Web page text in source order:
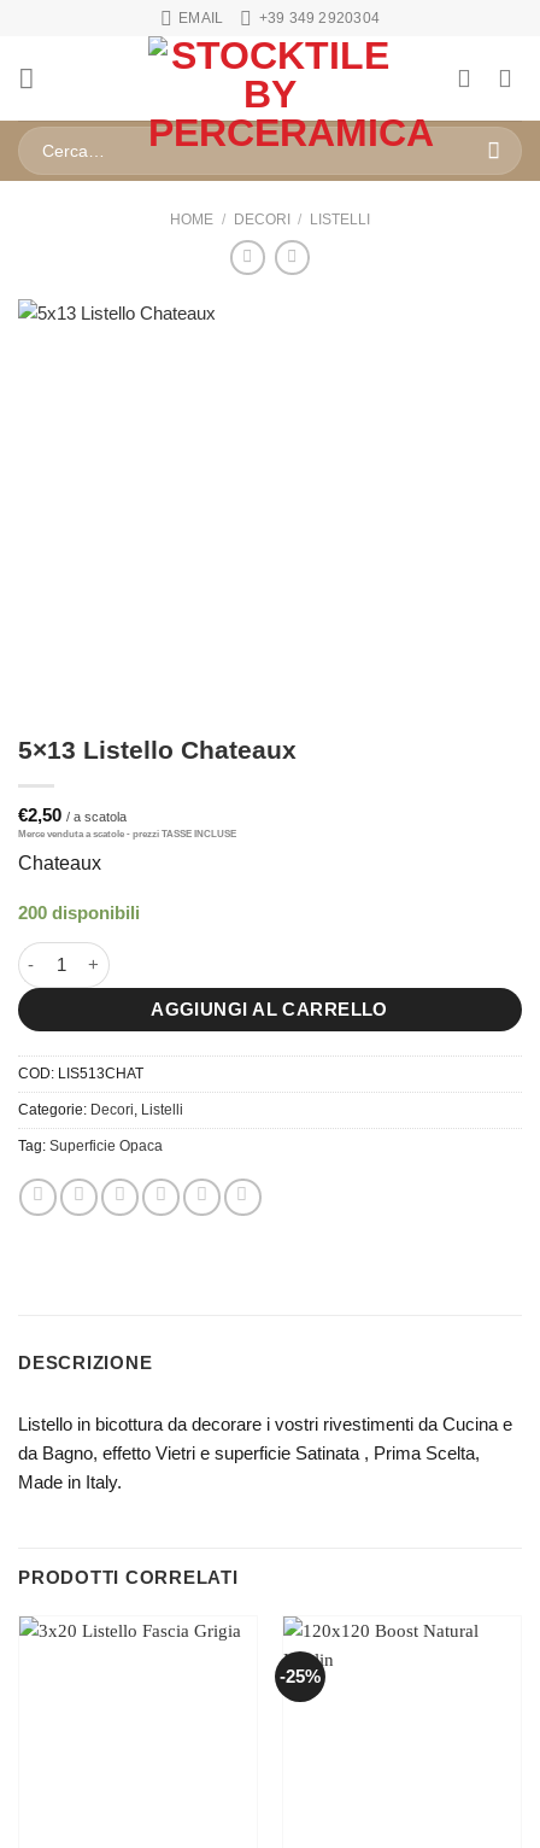
contenuti
EMAIL +39 349 2920304
Cerca:
HOME / DECORI / LISTELLI
5×13 Listello Chateaux
€2,50
Chateaux
200 disponibili
5x13 Listello Chateaux quantità
AGGIUNGI AL CARRELLO
COD: LIS513CHAT
Categorie: Decori Listelli
Tag: Superficie Opaca
DESCRIZIONE
Listello in bicottura da decorare i vostri rivestimenti da Cucina e
da Bagno, effetto Vietri e superficie Satinata , Prima Scelta,
Made in Italy.
PRODOTTI CORRELATI
-25%